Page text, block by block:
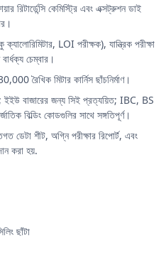
রিটার্ডেন্সি কেমিস্ট্রি এবং এক্সট্রুশন ডাই
LOI পরীক্ষক), যান্ত্রিক পরীক্ষা
চেম্বার।
রৈখিক মিটার কার্নিস ছাঁচনির্মাণ।
ইইউ বাজারের জন্য সিই প্রত্যয়িত; IBC, BS
বিল্ডিং কোডগুলির সাথে সঙ্গতিপূর্ণ।
ডেটা শীট, অগ্নি পরীক্ষার রিপোর্ট, এবং
করা হয়.
ছাঁটা